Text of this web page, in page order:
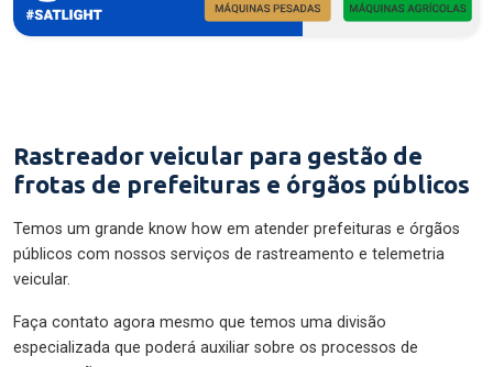
Rastreador veicular para gestão de
frotas de prefeituras e órgãos públicos
Temos um grande know how em atender prefeituras e órgãos
públicos com nossos serviços de rastreamento e telemetria
veicular.
Faça contato agora mesmo que temos uma divisão
especializada que poderá auxiliar sobre os processos de